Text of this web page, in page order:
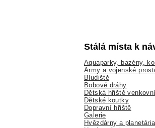
Stálá místa k
Aquaparky, bazény,
Army a vojenské
Bludiště
Bobové dráhy
Dětská hřiště venkovní
Dětské koutky
Dopravní hřiště
Galerie
Hvězdárny a planetária